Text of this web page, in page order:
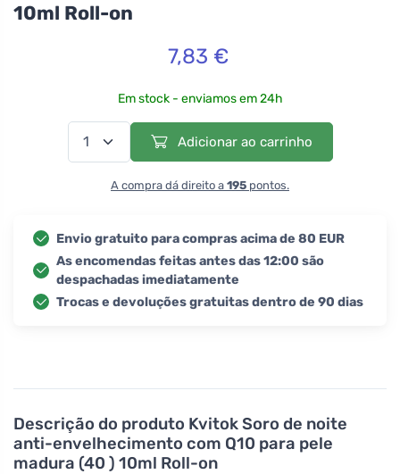
Descrição do produto Kvitok Soro de noite
anti-envelhecimento com Q10 para pele
madura (40 ) 10ml Roll-on
10ml Roll-on
7,83 €
Em stock - enviamos em 24h
Adicionar ao carrinho
A compra dá direito a 195 pontos.
Envio gratuito para compras acima de 80 EUR
As encomendas feitas antes das 12:00 são
despachadas imediatamente
Trocas e devoluções gratuitas dentro de 90 dias